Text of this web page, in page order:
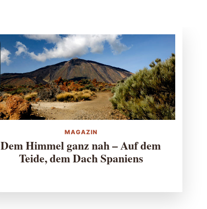
MAGAZIN
Dem Himmel ganz nah – Auf dem
Teide, dem Dach Spaniens